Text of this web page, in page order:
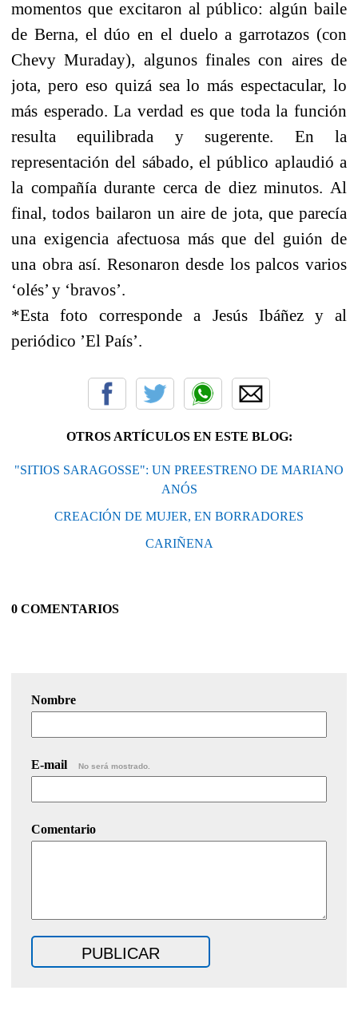
momentos que excitaron al público: algún baile
de Berna, el dúo en el duelo a garrotazos (con
Chevy Muraday), algunos finales con aires de
jota, pero eso quizá sea lo más espectacular, lo
más esperado. La verdad es que toda la función
resulta equilibrada y sugerente. En la
representación del sábado, el público aplaudió a
la compañía durante cerca de diez minutos. Al
final, todos bailaron un aire de jota, que parecía
una exigencia afectuosa más que del guión de
una obra así. Resonaron desde los palcos varios
‘olés’ y ‘bravos’.
*Esta foto corresponde a Jesús Ibáñez y al
periódico ’El País’.
OTROS ARTÍCULOS EN ESTE BLOG:
"SITIOS SARAGOSSE": UN PREESTRENO DE MARIANO
ANÓS
CREACIÓN DE MUJER, EN BORRADORES
CARIÑENA
0 COMENTARIOS
Nombre
E-mail No será mostrado.
Comentario